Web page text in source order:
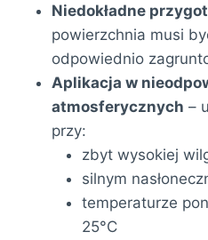
Niedokładne
powierzchnia musi
odpowiednio
Aplikacja w
atmosferycznych –
przy:
zbyt wysokiej
silnym
temperaturze
25°C